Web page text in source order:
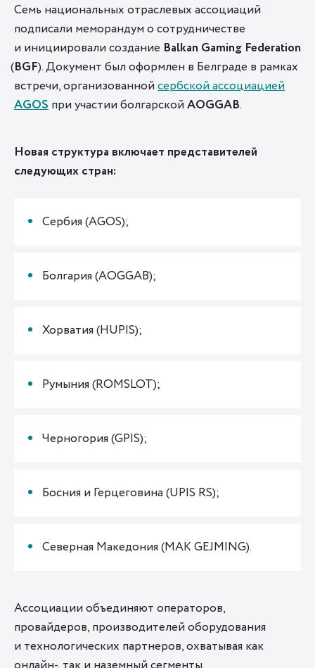
Семь национальных отраслевых ассоциаций
подписали меморандум о сотрудничестве
и инициировали создание Balkan Gaming Federation
(BGF). Документ был оформлен в Белграде в рамках
встречи, организованнойсербской ассоциацией
AGOS при участии болгарскойAOGGAB.
Новая структура включает представителей
следующих стран:
Сербия(AGOS);
Болгария(AOGGAB);
Хорватия(HUPIS);
Румыния(ROMSLOT);
Черногория(GPIS);
Босния и Герцеговина(UPIS RS);
Северная Македония(MAK GEJMING).
Ассоциации объединяют операторов,
провайдеров, производителей оборудования
и технологических партнеров, охватывая как